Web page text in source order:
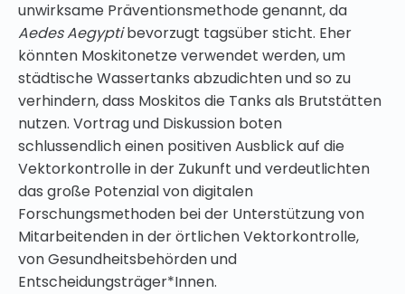
unwirksame Präventionsmethode genannt, da
Aedes Aegyptibevorzugt tagsüber sticht. Eher
könnten Moskitonetze verwendet werden, um
städtische Wassertanks abzudichten und so zu
verhindern, dass Moskitos die Tanks als Brutstätten
nutzen. Vortrag und Diskussion boten
schlussendlich einen positiven Ausblick auf die
Vektorkontrolle in der Zukunft und verdeutlichten
das große Potenzial von digitalen
Forschungsmethoden bei der Unterstützung von
Mitarbeitenden in der örtlichen Vektorkontrolle,
von Gesundheitsbehörden und
Entscheidungsträger*Innen.